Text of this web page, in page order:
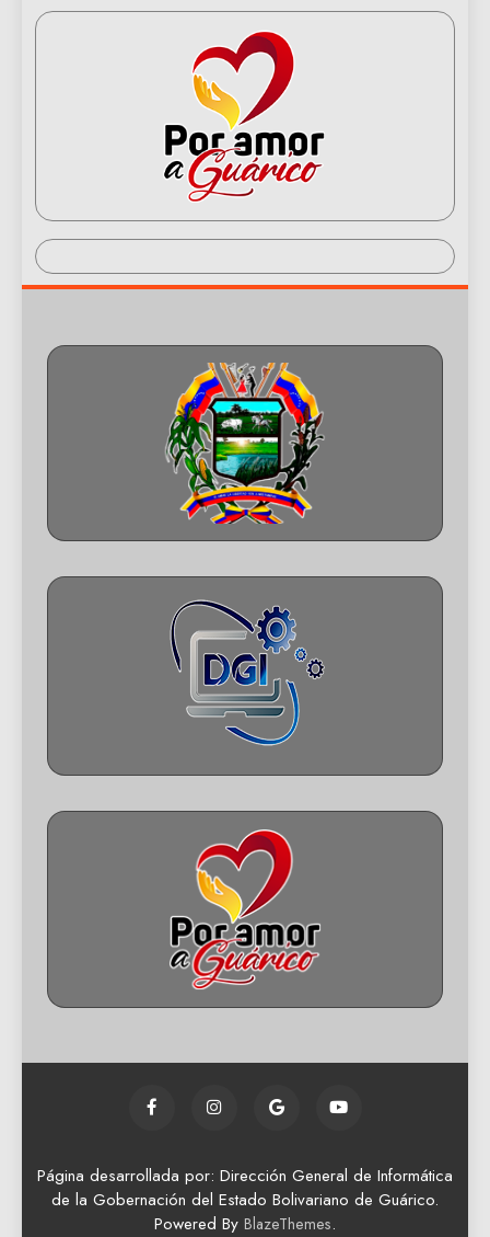
Página desarrollada por: Dirección General de Informática
de la Gobernación del Estado Bolivariano de Guárico.
Powered By BlazeThemes.